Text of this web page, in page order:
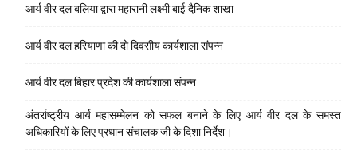
आर्य वीर दल बलिया द्वारा महारानी लक्ष्मी बाई दैनिक शाखा
आर्य वीर दल हरियाणा की दो दिवसीय कार्यशाला संपन्न
आर्य वीर दल बिहार प्रदेश की कार्यशाला संपन्न
अंतर्राष्ट्रीय आर्य महासम्मेलन को सफल बनाने के लिए आर्य वीर दल के समस्त
अधिकारियों के लिए प्रधान संचालक जी के दिशा निर्देश।